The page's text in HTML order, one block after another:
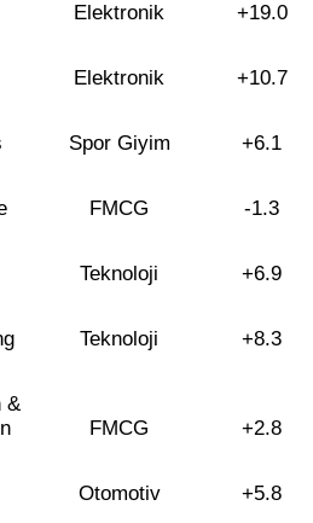
Elektronik +19.0
Elektronik +10.7
Spor Giyim +6.1
FMCG -1.3
Teknoloji +6.9
Teknoloji +8.3
&
FMCG +2.8
Otomotiv +5.8